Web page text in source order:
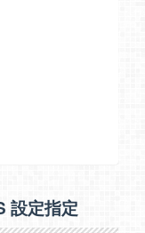
設定指定